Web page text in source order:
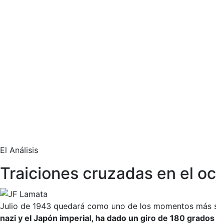
El Análisis
Traiciones cruzadas en el
Julio de 1943 quedará como uno de los momentos
nazi y el Japón imperial, ha dado un giro de 180